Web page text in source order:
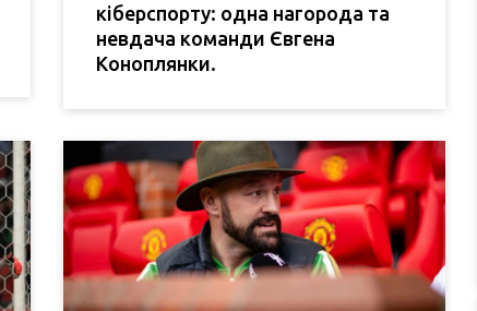
кіберспорту: одна нагорода та
невдача команди Євгена
Коноплянки.